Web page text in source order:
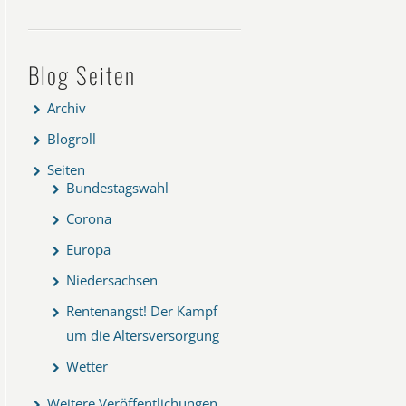
Blog Seiten
Archiv
Blogroll
Seiten
Bundestagswahl
Corona
Europa
Niedersachsen
Rentenangst! Der Kampf
um die Altersversorgung
Wetter